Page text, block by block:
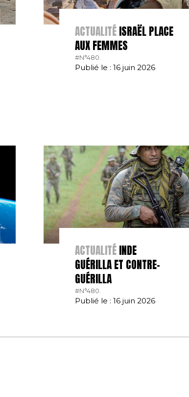
ACTUALITÉISRAËL PLACE
AUX FEMMES
#N°480.
Publié le : 16 juin 2026
ACTUALITÉINDE
GUÉRILLA ET CONTRE-
GUÉRILLA
#N°480.
Publié le : 16 juin 2026